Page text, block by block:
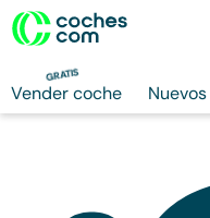
GRATIS
Vender coche Nuevos